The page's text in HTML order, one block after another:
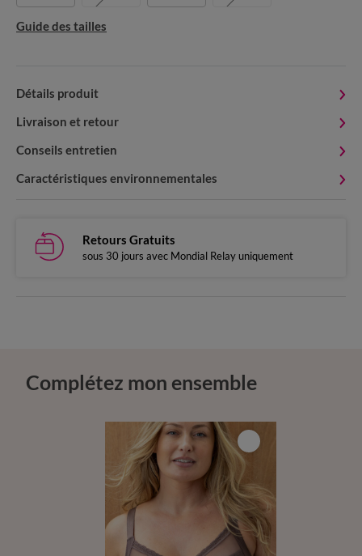
Guide des tailles
Détails produit
Livraison et retour
Conseils entretien
Caractéristiques environnementales
Retours Gratuits
sous 30 jours avec Mondial Relay uniquement
Complétez mon ensemble